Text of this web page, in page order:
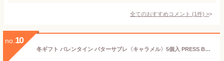
全てのおすすめコメント (1件) >
no. 10
冬ギフト バレンタイン バターサブレ〈キャラメル〉5個入 PRESS BUTTER SAND【のし無料】【公式】2026 個包装 プチギフト お配り お取り寄せ プレゼント 高級 手土産